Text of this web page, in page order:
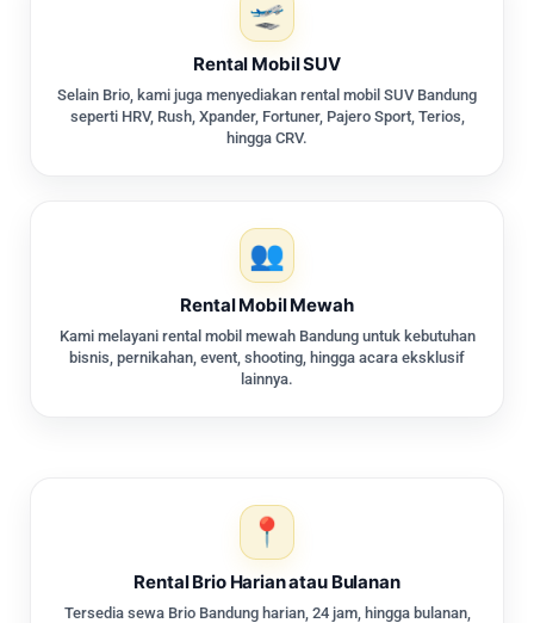
Rental Mobil SUV
Selain Brio, kami juga menyediakan rental mobil SUV Bandung
seperti HRV, Rush, Xpander, Fortuner, Pajero Sport, Terios,
hingga CRV.
Rental Mobil Mewah
Kami melayani rental mobil mewah Bandung untuk kebutuhan
bisnis, pernikahan, event, shooting, hingga acara eksklusif
lainnya.
Rental Brio Harian atau Bulanan
Tersedia sewa Brio Bandung harian, 24 jam, hingga bulanan,